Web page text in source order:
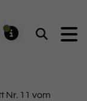
Suchen
Nr. 11 vom